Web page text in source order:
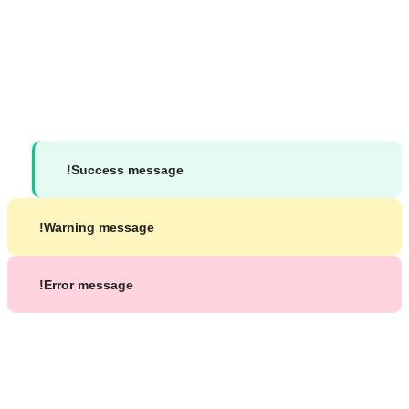
Success message!
Warning message!
Error message!